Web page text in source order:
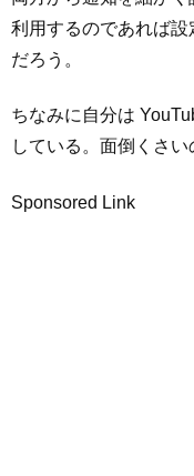
利用するのであれば
だろう。
ちなみに自分は
している。面倒くさい
Sponsored Link